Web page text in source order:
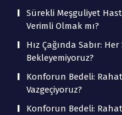
Sürekli Meşguliyet
Verimli Olmak mı?
Hız Çağında Sabır:
Bekleyemiyoruz?
Konforun Bedeli:
Vazgeçiyoruz?
Konforun Bedeli: